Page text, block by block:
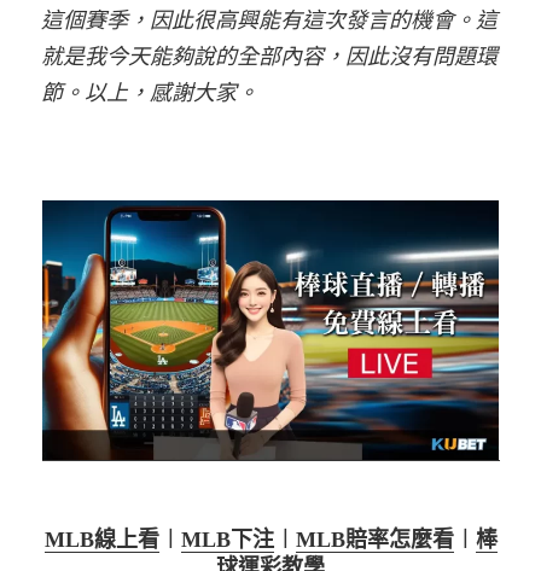
這個賽季，因此很高興能有這次發言的機會。這
就是我今天能夠說的全部內容，因此沒有問題環
節。以上，感謝大家。
MLB線上看︱ MLB下注︱ MLB賠率怎麼看︱ 棒